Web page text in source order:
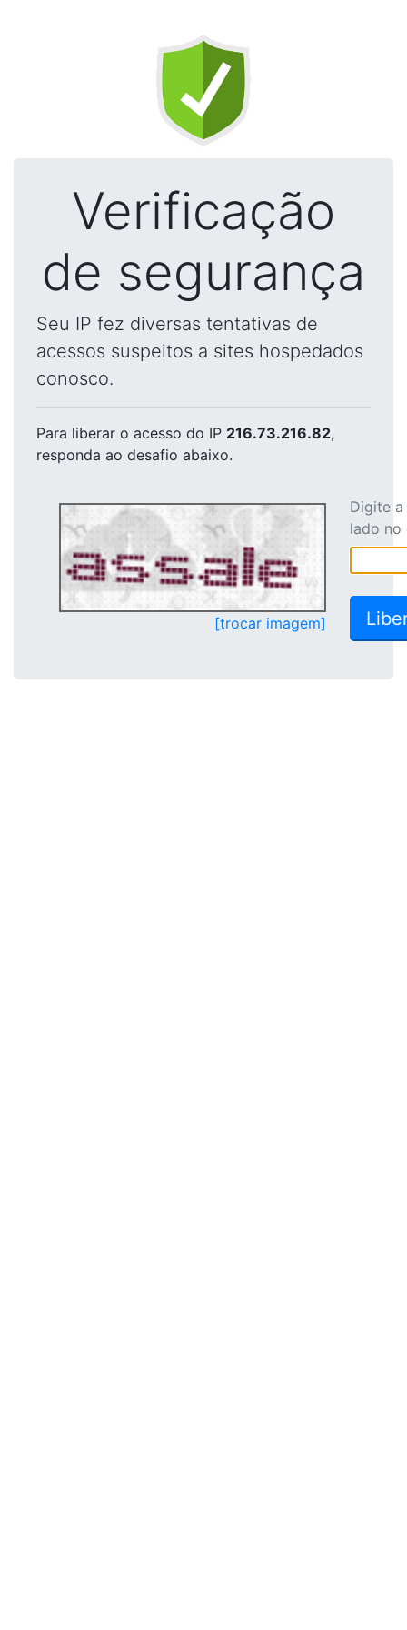
Verificação
de segurança
Seu IP fez diversas tentativas de
acessos suspeitos a sites hospedados
conosco.
Para liberar o acesso do IP 216.73.216.82,
responda ao desafio abaixo.
[trocar imagem]
Digite
lado no